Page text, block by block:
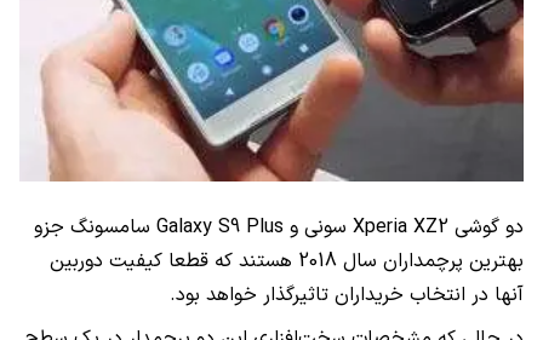
دو گوشی Xperia XZ2 سونی و Galaxy S9 Plus سامسونگ جزو
بهترین پرچمداران سال 2018 هستند که قطعا کیفیت دوربین
آنها در انتخاب خریداران تاثیرگذار خواهد بود.